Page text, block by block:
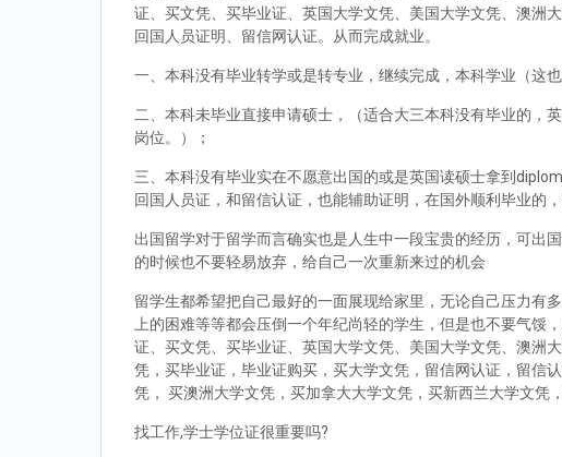
证、买文凭、买毕业证、英国大学文凭、美国大学文凭、澳洲
回国人员证明、留信网认证。从而完成就业。
一、本科没有毕业转学或是转专业，继续完成，本科学业（这
二、本科未毕业直接申请硕士，（适合大三本科没有毕业的，
岗位。）；
三、本科没有毕业实在不愿意出国的或是英国读硕士拿到
回国人员证，和留信认证，也能辅助证明，在国外顺利毕业的，
出国留学对于留学而言确实也是人生中一段宝贵的经历，可出
的时候也不要轻易放弃，给自己一次重新来过的机会
留学生都希望把自己最好的一面展现给家里，无论自己压力有
上的困难等等都会压倒一个年纪尚轻的学生，但是也不要气
证、买文凭、买毕业证、英国大学文凭、美国大学文凭、澳洲
凭，买毕业证，毕业证购买，买大学文凭，留信网认证，留信
凭， 买澳洲大学文凭，买加拿大大学文凭，买新西兰大学文凭
找工作,学士学位证很重要吗?